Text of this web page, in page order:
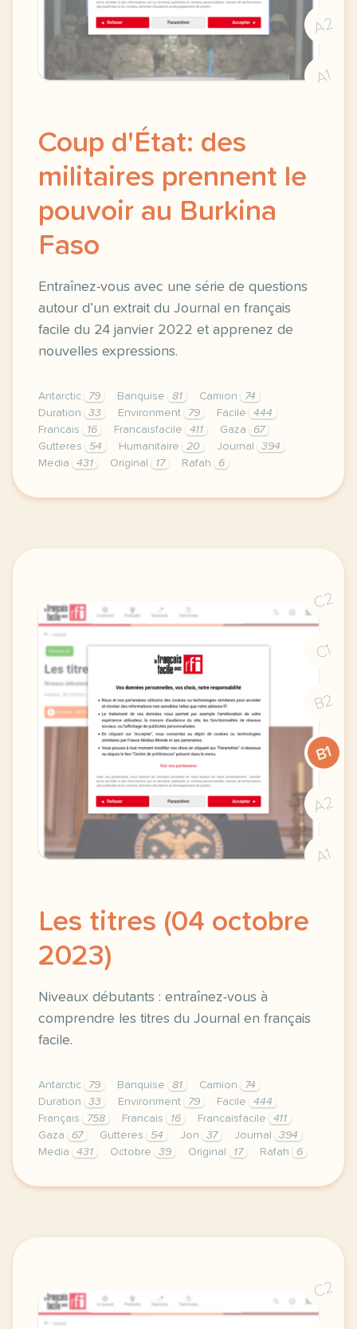
A2
A1
Coup d'État: des
militaires prennent le
pouvoir au Burkina
Faso
Entraînez-vous avec une série de questions
autour d’un extrait du Journal en français
facile du 24 janvier 2022 et apprenez de
nouvelles expressions.
Antarctic 79 Banquise 81 Camion
74
Duration
33 Environment 79 Facile
444
Francais
16 Francaisfacile 411 Gaza
67
Gutteres
54 Humanitaire 20 Journal
394
Media
431 Original 17 Rafah 6
exercice b2 coup d etat des militaires prennent
C2
C1
B2
B1
A2
A1
Les titres (04 octobre
2023)
Niveaux débutants : entraînez-vous à
comprendre les titres du Journal en français
facile.
Antarctic 79 Banquise 81 Camion
74
Duration
33 Environment 79 Facile
444
Français
758 Francais 16 Francaisfacile
411
Gaza
67 Gutteres 54 Jon 37 Journal
394
Media
431 Octobre 39 Original 17 Rafah 6
exercice a2 les titres 04 octobre 2023 niveaux
C2